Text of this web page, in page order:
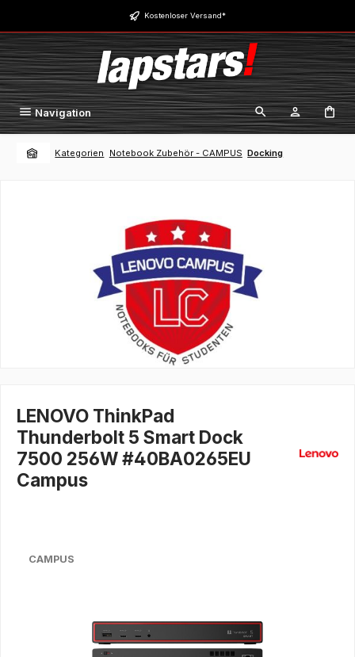
Zum Hauptinhalt springen Kostenloser Versand*
Navigation
Kategorien Notebook Zubehör - CAMPUS Docking
LENOVO ThinkPad
Thunderbolt 5 Smart Dock
7500 256W #40BA0265EU
Campus
CAMPUS